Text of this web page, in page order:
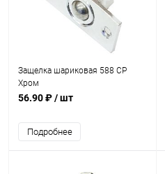
Защелка шариковая 588 CP
Хром
56.90 ₽/ шт
Подробнее